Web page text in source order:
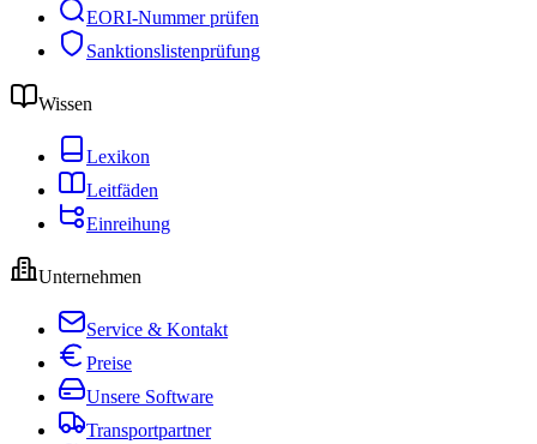
EORI-Nummer prüfen
Sanktionslistenprüfung
Wissen
Lexikon
Leitfäden
Einreihung
Unternehmen
Service & Kontakt
Preise
Unsere Software
Transportpartner